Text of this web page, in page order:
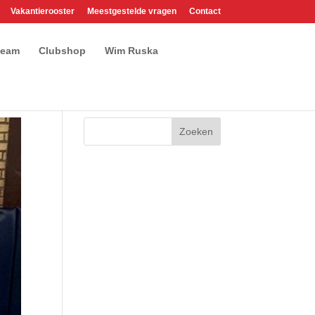
Vakantierooster Meestgestelde vragen Contact
Clubshop Wim Ruska